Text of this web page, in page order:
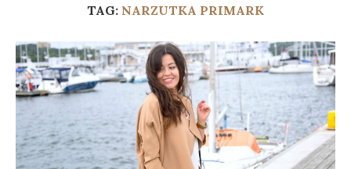
TAG: NARZUTKA PRIMARK